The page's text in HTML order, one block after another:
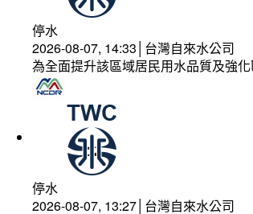
停水
2026-08-07, 14:33│台灣自來水公司
為全面提升該區域居民用水品質及強
停水
2026-08-07, 13:27│台灣自來水公司